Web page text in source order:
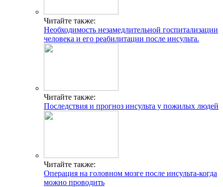
Читайте также:
Необходимость незамедлительной госпитализации
человека и его реабилитации после инсульта.
Читайте также:
Последствия и прогноз инсульта у пожилых людей
Читайте также:
Операция на головном мозге после инсульта-когда
можно проводить